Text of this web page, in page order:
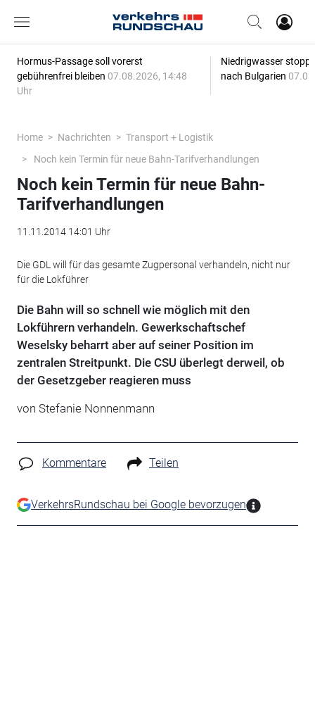
Hormus-Passage soll vorerst
gebührenfrei bleiben 07.08.2026, 14:48
Uhr
Niedrigwasser
nach Bulgarien
Home Nachrichten
Transport + Logistik
Noch kein Termin für neue Bahn-Tarifverhandlungen
Noch kein Termin für neue Bahn-
Tarifverhandlungen
11.11.2014 14:01 Uhr
Die GDL will für das gesamte Zugpersonal verhandeln, nicht nur
für die Lokführer
Die Bahn will so schnell wie möglich mit den
Lokführern verhandeln. Gewerkschaftschef
Weselsky beharrt aber auf seiner Position im
zentralen Streitpunkt. Die CSU überlegt derweil, ob
der Gesetzgeber reagieren muss
von Stefanie Nonnenmann
Kommentare Teilen
VerkehrsRundschau bei Google bevorzugen